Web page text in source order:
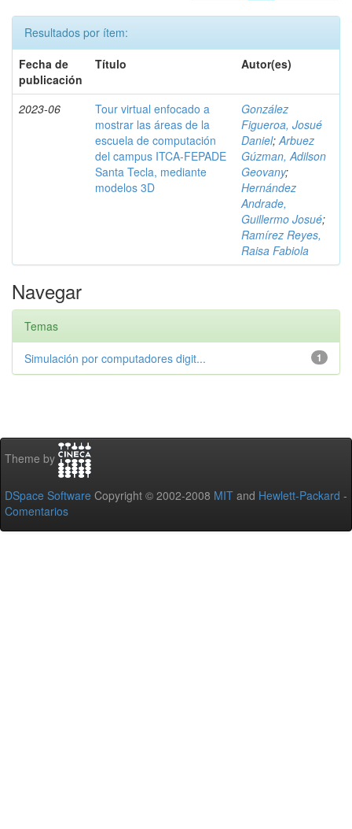
Resultados por ítem:
Fecha de
publicación
Título Autor(es)
2023-06
Tour virtual enfocado a
mostrar las áreas de la
escuela de computación
del campus ITCA-FEPADE
Santa Tecla, mediante
modelos 3D
González
Figueroa, Josué
Daniel;Arbuez
Gúzman, Adilson
Geovany;
Hernández
Andrade,
Guillermo Josué;
Ramírez Reyes,
Raisa Fabiola
Navegar
Temas
1
Simulación por computadores digit...
Theme by
DSpace Software Copyright © 2002-2008 MIT and Hewlett-Packard -
Comentarios